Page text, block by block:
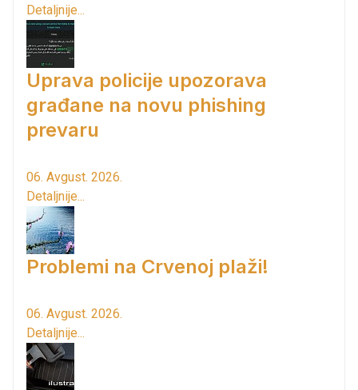
Detaljnije...
Uprava policije upozorava
građane na novu phishing
prevaru
06. Avgust. 2026.
Detaljnije...
Problemi na Crvenoj plaži!
06. Avgust. 2026.
Detaljnije...